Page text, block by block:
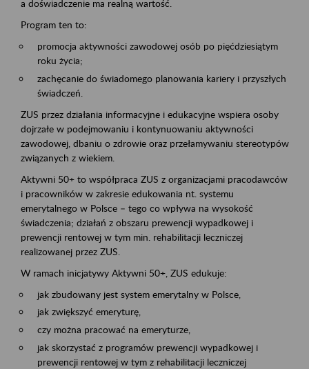
a doświadczenie ma realną wartość.
Program ten to:
promocja aktywności zawodowej osób po pięćdziesiątym
roku życia;
zachęcanie do świadomego planowania kariery i przyszłych
świadczeń.
ZUS przez działania informacyjne i edukacyjne wspiera osoby
dojrzałe w podejmowaniu i kontynuowaniu aktywności
zawodowej, dbaniu o zdrowie oraz przełamywaniu stereotypów
związanych z wiekiem.
Aktywni 50+ to współpraca ZUS z organizacjami pracodawców
i pracowników w zakresie edukowania nt. systemu
emerytalnego w Polsce – tego co wpływa na wysokość
świadczenia; działań z obszaru prewencji wypadkowej i
prewencji rentowej w tym min. rehabilitacji leczniczej
realizowanej przez ZUS.
W ramach inicjatywy Aktywni 50+, ZUS edukuje:
jak zbudowany jest system emerytalny w Polsce,
jak zwiększyć emeryturę,
czy można pracować na emeryturze,
jak skorzystać z programów prewencji wypadkowej i
prewencji rentowej w tym z rehabilitacji leczniczej